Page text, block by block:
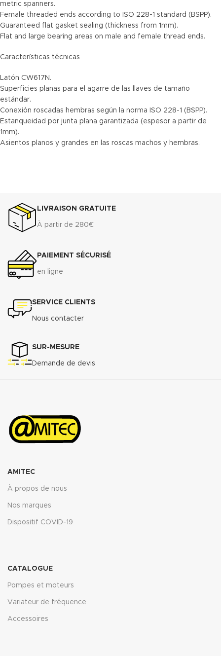
metric spanners.
Female threaded ends according to ISO 228-1 standard (BSPP).
Guaranteed flat gasket sealing (thickness from 1mm).
Flat and large bearing areas on male and female thread ends.
Características técnicas
Latón CW617N.
Superficies planas para el agarre de las llaves de tamaño
estándar.
Conexión roscadas hembras según la norma ISO 228-1 (BSPP).
Estanqueidad por junta plana garantizada (espesor a partir de
1mm).
Asientos planos y grandes en las roscas machos y hembras.
LIVRAISON GRATUITE
À partir de 280€
PAIEMENT SÉCURISÉ
en ligne
SERVICE CLIENTS
Nous contacter
SUR-MESURE
Demande de devis
AMITEC
À propos de nous
Nos marques
Dispositif COVID-19
CATALOGUE
Pompes et moteurs
Variateur de fréquence
Accessoires